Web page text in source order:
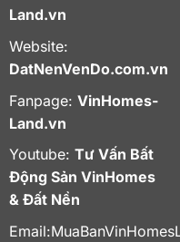
Land.vn
Website:
DatNenVenDo.com.vn
Fanpage: VinHomes-
Land.vn
Youtube: Tư Vấn Bất
Động Sản VinHomes
& Đất Nền
Email: